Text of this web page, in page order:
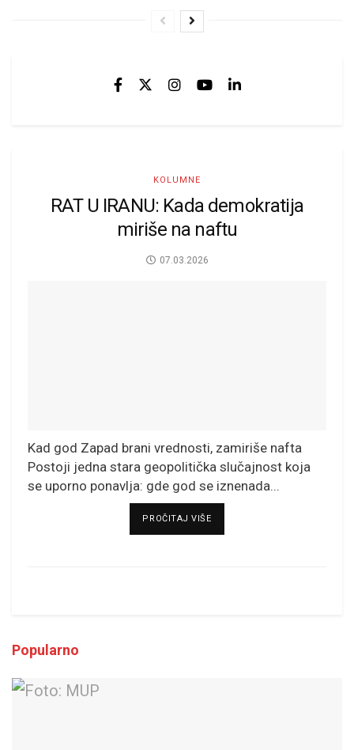
KOLUMNE
RAT U IRANU: Kada demokratija
miriše na naftu
07.03.2026
Kad god Zapad brani vrednosti, zamiriše nafta
Postoji jedna stara geopolitička slučajnost koja
se uporno ponavlja: gde god se iznenada...
PROČITAJ VIŠEDETAILS
Popularno